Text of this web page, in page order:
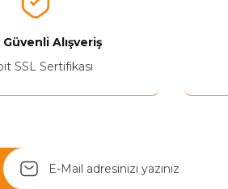
Güvenli Alışveriş
SSL Sertifikası